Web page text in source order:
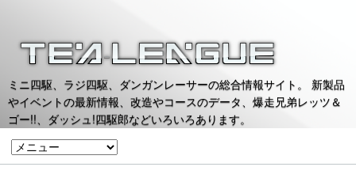
ミニ四駆、ラジ四駆、ダンガンレーサーの総合情報サイト。 新製品
やイベントの最新情報、改造やコースのデータ、爆走兄弟レッツ＆
ゴー!!、ダッシュ!四駆郎などいろいろあります。